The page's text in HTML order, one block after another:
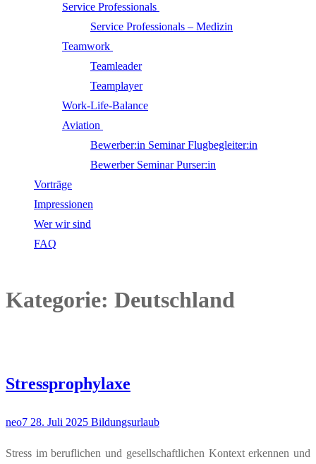
Service Professionals
Service Professionals – Medizin
Teamwork
Teamleader
Teamplayer
Work-Life-Balance
Aviation
Bewerber:in Seminar Flugbegleiter:in
Bewerber Seminar Purser:in
Vorträge
Impressionen
Wer wir sind
FAQ
Kategorie: Deutschland
Stressprophylaxe
neo7 28. Juli 2025 Bildungsurlaub
Stress im beruflichen und gesellschaftlichen Kontext erkennen und